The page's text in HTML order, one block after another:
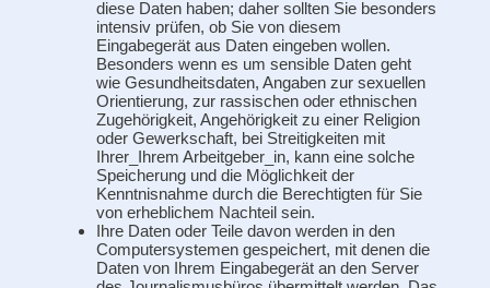
diese Daten haben; daher sollten Sie besonders
intensiv prüfen, ob Sie von diesem
Eingabegerät aus Daten eingeben wollen.
Besonders wenn es um sensible Daten geht
wie Gesundheitsdaten, Angaben zur sexuellen
Orientierung, zur rassischen oder ethnischen
Zugehörigkeit, Angehörigkeit zu einer Religion
oder Gewerkschaft, bei Streitigkeiten mit
Ihrer_Ihrem Arbeitgeber_in, kann eine solche
Speicherung und die Möglichkeit der
Kenntnisnahme durch die Berechtigten für Sie
von erheblichem Nachteil sein.
Ihre Daten oder Teile davon werden in den
Computersystemen gespeichert, mit denen die
Daten von Ihrem Eingabegerät an den Server